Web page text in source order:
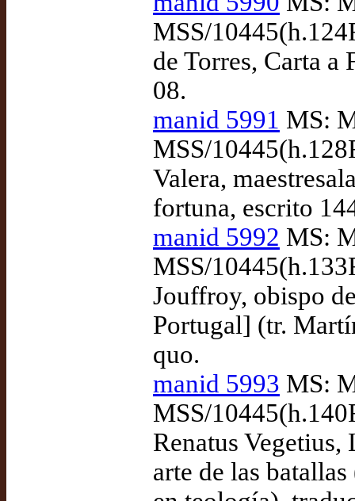
MSS/
de Torres, Carta a
08.
manid 5991 MS:
MSS/
Valera,
fortuna, escrito
manid 5992 MS:
MSS/
Jouffroy, obispo
Portugal] (tr.
quo.
manid 5993 MS:
MSS/
Renatus
arte de las